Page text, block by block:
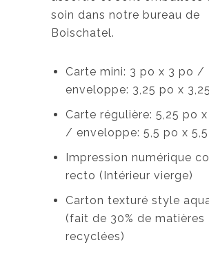
soin dans notre bureau de
Boischatel.
Carte mini: 3 po x 3 po /
enveloppe: 3,25 po x
Carte régulière: 5,25 po
/ enveloppe: 5,5 po x
Impression numérique
recto (Intérieur vierge)
Carton texturé style
(fait de 30% de matières
recyclées)